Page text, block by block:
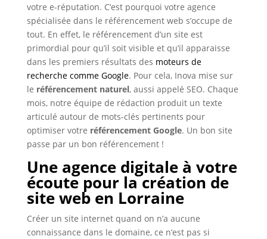
votre e-réputation. C’est pourquoi votre agence
spécialisée dans le référencement web s’occupe de
tout. En effet, le référencement d’un site est
primordial pour qu’il soit visible et qu’il apparaisse
dans les premiers résultats des moteurs de
recherche comme Google. Pour cela, Inova mise sur
le référencement naturel, aussi appelé SEO. Chaque
mois, notre équipe de rédaction produit un texte
articulé autour de mots-clés pertinents pour
optimiser votre référencement Google. Un bon site
passe par un bon référencement !
Une agence digitale à votre
écoute pour la création de
site web en Lorraine
Créer un site internet quand on n’a aucune
connaissance dans le domaine, ce n’est pas si